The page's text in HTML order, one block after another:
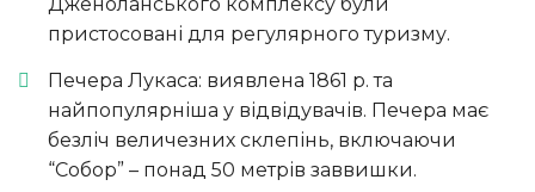
пристосовані для регулярного туризму.
Печера Лукаса: виявлена ​​1861 р. та
найпопулярніша у відвідувачів. Печера має
безліч величезних склепінь, включаючи
“Собор” – понад 50 метрів заввишки.